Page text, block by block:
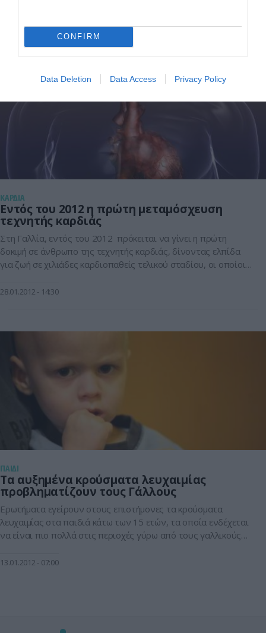
CONFIRM
Data Deletion Data Access Privacy Policy
ενέκριναν οι βουλευτές με στόχο να καταστείλουν κάθε
απόπειρα «υποκίνησης» στην […]
KΑΡΔΙΑ
Εντός του 2012 η πρώτη μεταμόσχευση
τεχνητής καρδιάς
Στη Γαλλία, εντός του 2012 πρόκειται να γίνει η πρώτη
δοκιμή σε άνθρωπο της τεχνητής καρδιάς, δίνοντας ελπίδα
για ζωή σε χιλιάδες καρδιοπαθείς τελικού σταδίου, οι οποίοι
πρώτη τεχνητή καρδιά δημιούργησε ο καρδιοχειρουργός,
28.01.2012 14:30
ΠΑΙΔΙ
Τα αυξημένα κρούσματα λευχαιμίας
προβληματίζουν τους Γάλλους
Ερωτήματα εγείρουν στους επιστήμονες τα κρούσματα
λευχαιμίας στα παιδιά κάτω των 15 ετών, τα οποία ενδέχεται
να είναι πιο πολλά στις περιοχές γύρω από τους γαλλικούς
πραγματοποιήθηκε, τα αποτελέσματα όμως της οποίας δεν
13.01.2012 07:00